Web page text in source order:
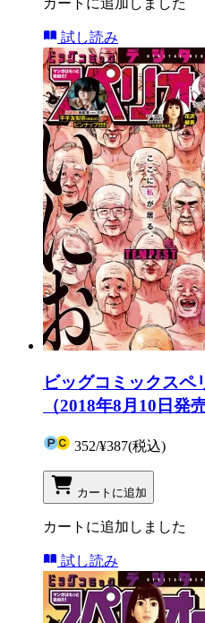
カートに追加しました
試し読み
ビッグコミックスペ
（2018年8月10日発売
352/¥387(税込)
カートに追加
カートに追加しました
試し読み